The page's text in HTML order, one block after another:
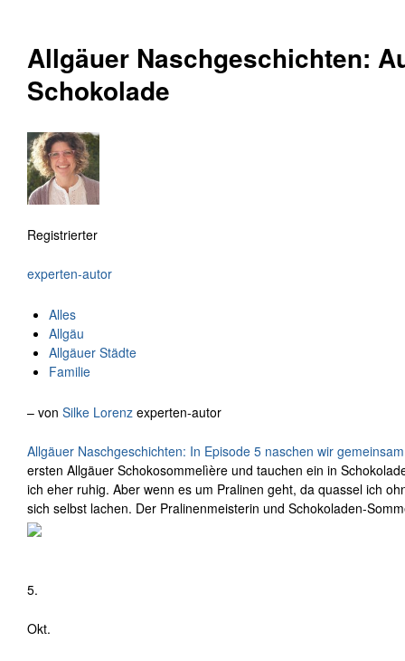
Allgäuer Naschgeschichten:
Schokolade
Registrierter
experten-autor
Alles
Allgäu
Allgäuer Städte
Familie
– von Silke Lorenz experten-autor
Allgäuer Naschgeschichten: In Episode 5 naschen wir
ersten Allgäuer Schokosommelìère und tauchen ein in
ich eher ruhig. Aber wenn es um Pralinen geht, da quassel ich
sich selbst lachen. Der Pralinenmeisterin und Schokoladen-
5.
Okt.